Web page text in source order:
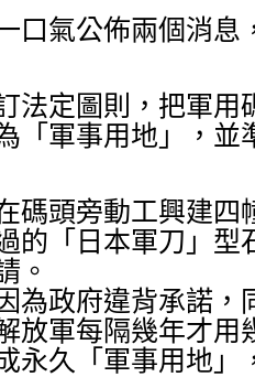
口氣公佈兩個消息
法定圖則，把軍用
「軍事用地」，並
碼頭旁動工興建四
的「日本軍刀」型
。
為政府違背承諾，
放軍每隔幾年才用
永久「軍事用地」